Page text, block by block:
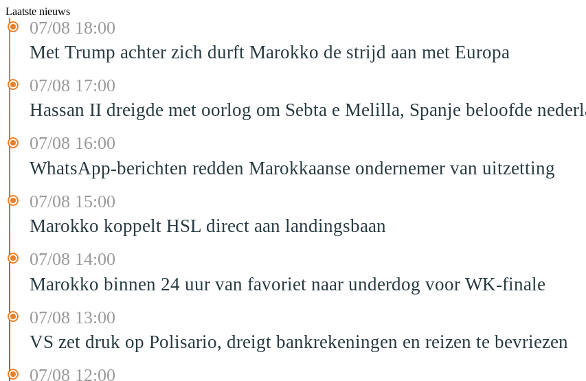
Laatste nieuws
07/08 18:00
Met Trump achter zich durft Marokko de strijd aan met Europa
07/08 17:00
Hassan II dreigde met oorlog om Sebta e Melilla, Spanje beloofde
07/08 16:00
WhatsApp-berichten redden Marokkaanse ondernemer van uitzetting
07/08 15:00
Marokko koppelt HSL direct aan landingsbaan
07/08 14:00
Marokko binnen 24 uur van favoriet naar underdog voor WK-finale
07/08 13:00
VS zet druk op Polisario, dreigt bankrekeningen en reizen te bevriezen
07/08 12:00